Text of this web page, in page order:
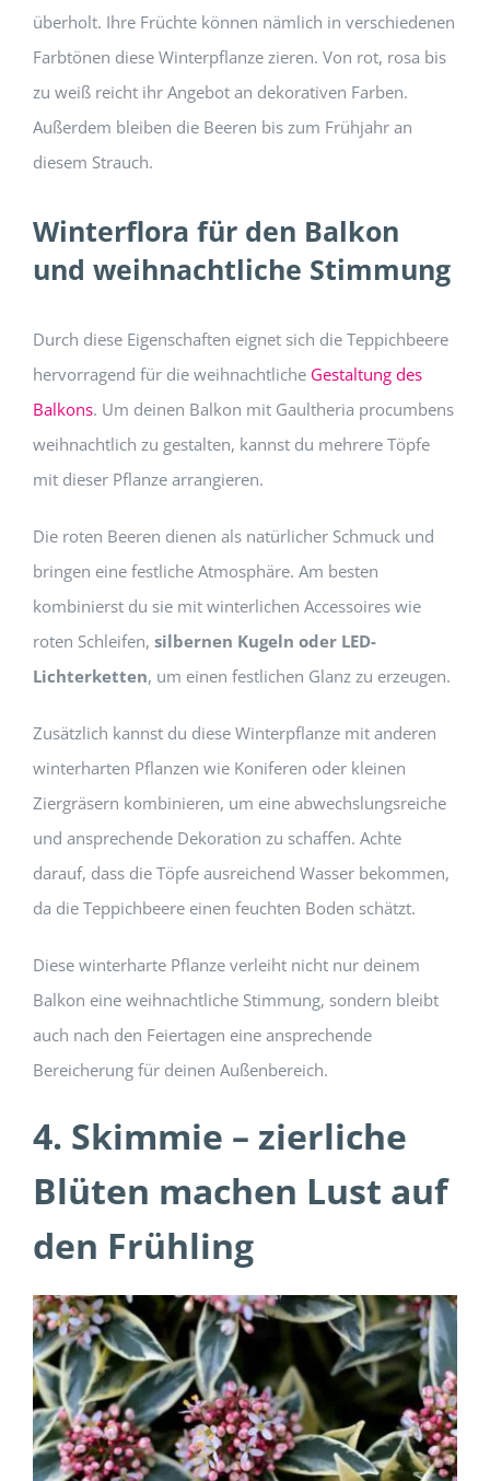
überholt. Ihre Früchte können nämlich in verschiedenen
Farbtönen diese Winterpflanze zieren. Von rot, rosa bis
zu weiß reicht ihr Angebot an dekorativen Farben.
Außerdem bleiben die Beeren bis zum Frühjahr an
diesem Strauch.
Winterflora für den Balkon
und weihnachtliche Stimmung
Durch diese Eigenschaften eignet sich die Teppichbeere
hervorragend für die weihnachtliche Gestaltung des
Balkons. Um deinen Balkon mit Gaultheria procumbens
weihnachtlich zu gestalten, kannst du mehrere Töpfe
mit dieser Pflanze arrangieren.
Die roten Beeren dienen als natürlicher Schmuck und
bringen eine festliche Atmosphäre. Am besten
kombinierst du sie mit winterlichen Accessoires wie
roten Schleifen, silbernen Kugeln oder LED-
Lichterketten, um einen festlichen Glanz zu erzeugen.
Zusätzlich kannst du diese Winterpflanze mit anderen
winterharten Pflanzen wie Koniferen oder kleinen
Ziergräsern kombinieren, um eine abwechslungsreiche
und ansprechende Dekoration zu schaffen. Achte
darauf, dass die Töpfe ausreichend Wasser bekommen,
da die Teppichbeere einen feuchten Boden schätzt.
Diese winterharte Pflanze verleiht nicht nur deinem
Balkon eine weihnachtliche Stimmung, sondern bleibt
auch nach den Feiertagen eine ansprechende
Bereicherung für deinen Außenbereich.
4. Skimmie – zierliche
Blüten machen Lust auf
den Frühling